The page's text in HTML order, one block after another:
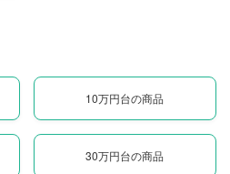
10万円台の商品
30万円台の商品